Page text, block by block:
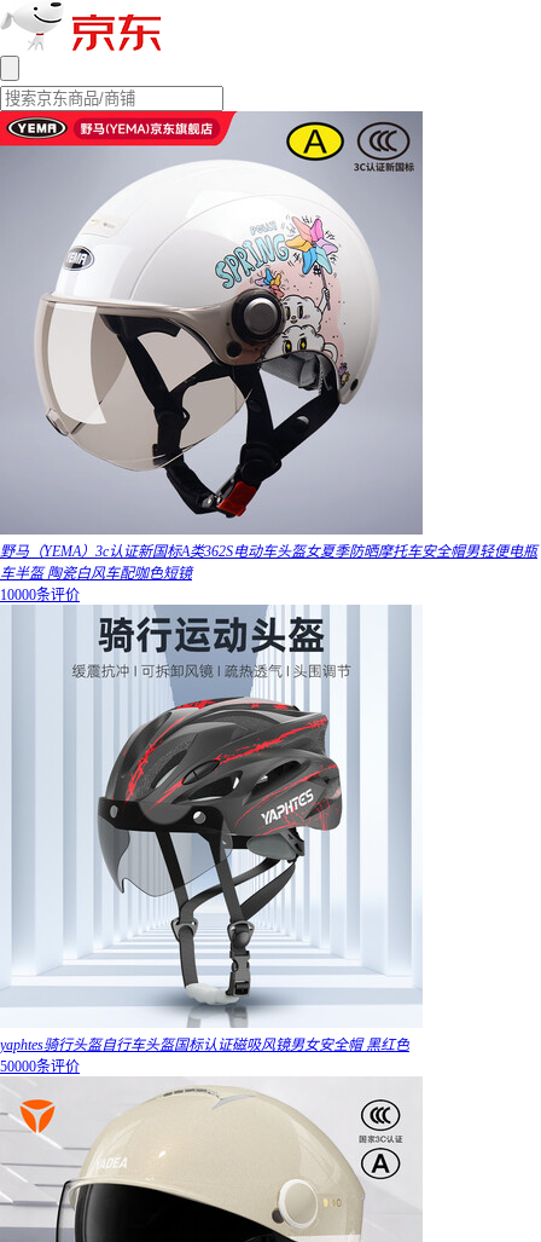
野马（YEMA）3c认证新国标A类362S电动车头盔女夏季防晒摩托车安全帽男轻便电瓶
车半盔 陶瓷白风车配咖色短镜
10000条评价
yaphtes骑行头盔自行车头盔国标认证磁吸风镜男女安全帽 黑红色
50000条评价